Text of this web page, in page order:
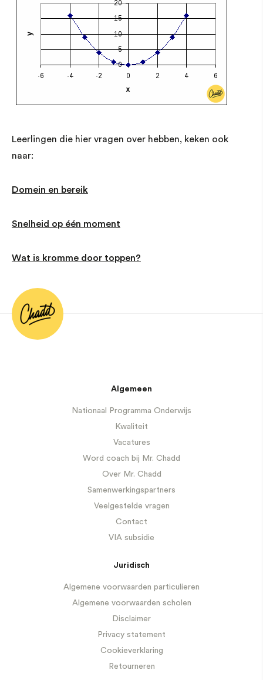
Leerlingen die hier vragen over hebben, keken ook
naar:
Domein en bereik
Snelheid op één moment
Wat is kromme door toppen?
Algemeen
Nationaal Programma Onderwijs
Kwaliteit
Vacatures
Word coach bij Mr. Chadd
Over Mr. Chadd
Samenwerkingspartners
Veelgestelde vragen
Contact
VIA subsidie
Juridisch
Algemene voorwaarden particulieren
Algemene voorwaarden scholen
Disclaimer
Privacy statement
Cookieverklaring
Retourneren